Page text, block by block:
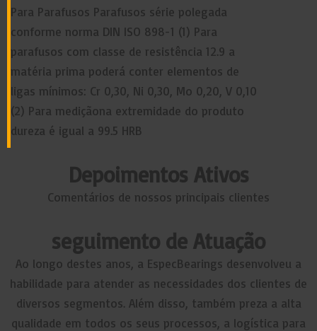
Para Parafusos Parafusos série polegada
conforme norma DIN ISO 898-1 (1) Para
parafusos com classe de resistência 12.9 a
matéria prima poderá conter elementos de
ligas mínimos: Cr 0,30, Ni 0,30, Mo 0,20, V 0,10
(2) Para mediçãona extremidade do produto
dureza é igual a 99.5 HRB
Depoimentos Ativos
Comentários de nossos principais clientes
seguimento de Atuação
Ao longo destes anos, a EspecBearings desenvolveu a
habilidade para atender as necessidades dos clientes de
diversos segmentos. Além disso, também preza a alta
qualidade em todos os seus processos, a logística para